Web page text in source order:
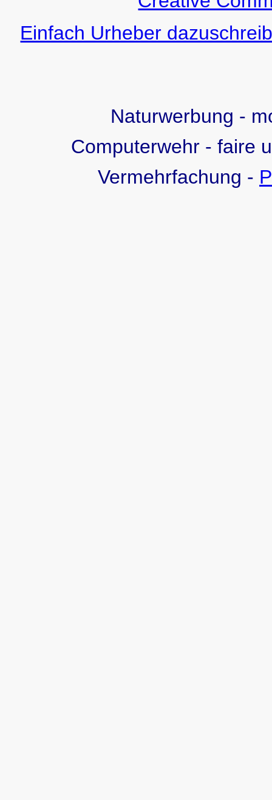
Einfach Urheber
Naturwerbung -
Computerwehr - faire
Vermehrfachung -